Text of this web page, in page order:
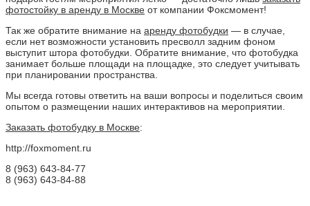
фотостойку в аренду в Москве от компании Фоксмомент!
Так же обратите внимание на аренду фотобудки — в случае,
если нет возможности установить пресволл задним фоном
выступит штора фотобудки. Обратите внимание, что фотобудка
занимает больше площади на площадке, это следует учитывать
при планировании пространства.
Мы всегда готовы ответить на ваши вопросы и поделиться своим
опытом о размещении наших интерактивов на мероприятии.
Заказать фотобудку в Москве:
http://foxmoment.ru
8 (963) 643-84-77
8 (963) 643-84-88